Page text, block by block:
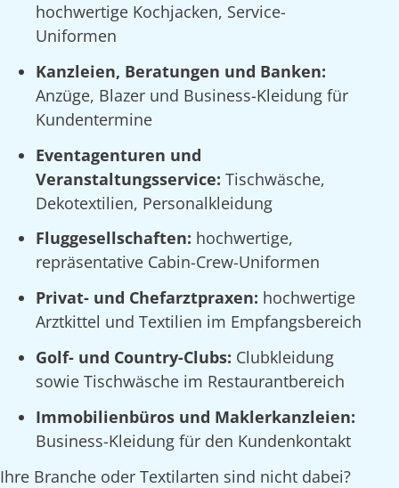
hochwertige Kochjacken, Service-
Uniformen
Kanzleien, Beratungen und Banken:
Anzüge, Blazer und Business-Kleidung für
Kundentermine
Eventagenturen und
Veranstaltungsservice: Tischwäsche,
Dekotextilien, Personalkleidung
Fluggesellschaften: hochwertige,
repräsentative Cabin-Crew-Uniformen
Privat- und Chefarztpraxen: hochwertige
Arztkittel und Textilien im Empfangsbereich
Golf- und Country-Clubs: Clubkleidung
sowie Tischwäsche im Restaurantbereich
Immobilienbüros und Maklerkanzleien:
Business-Kleidung für den Kundenkontakt
Ihre Branche oder Textilarten sind nicht dabei?